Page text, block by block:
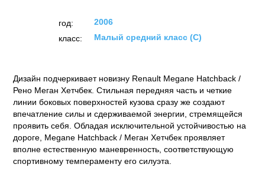
год:
2006
класс:
Малый средний класс (C)
Дизайн подчеркивает новизну Renault Megane Hatchback /
Рено Меган Хетчбек. Стильная передняя часть и четкие
линии боковых поверхностей кузова сразу же создают
впечатление силы и сдерживаемой энергии, стремящейся
проявить себя. Обладая исключительной устойчивостью на
дороге, Megane Hatchback / Меган Хетчбек проявляет
вполне естественную маневренность, соответствующую
спортивному темпераменту его силуэта.